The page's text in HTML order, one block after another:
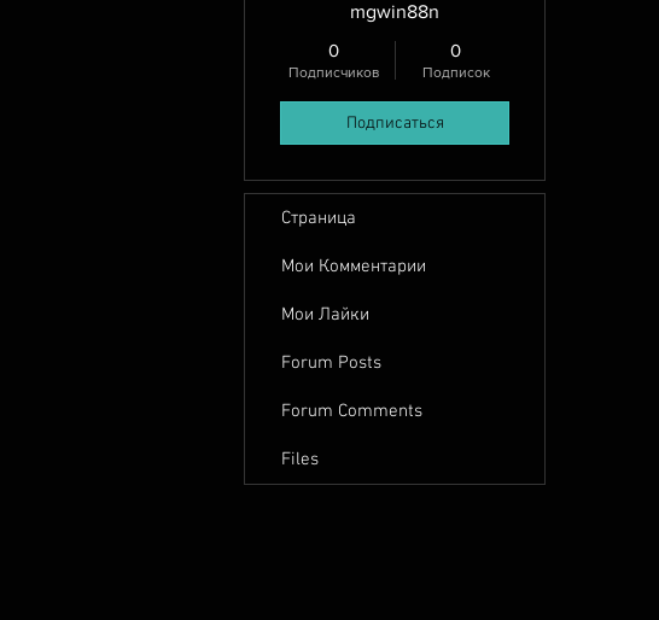
mgwin88n
0
Подписчиков
0
Подписок
Подписаться
Страница
Мои Комментарии
Мои Лайки
Forum Posts
Forum Comments
Files